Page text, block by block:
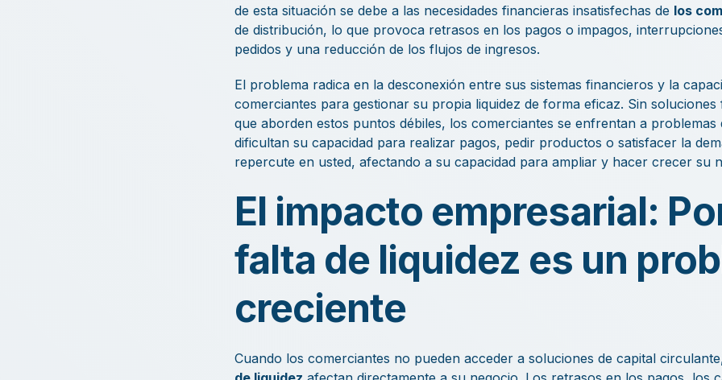
de esta situación se debe a las necesidades financieras insatisfechas de los
de distribución, lo que provoca retrasos en los pagos o impagos,
pedidos y una reducción de los flujos de ingresos.
El problema radica en la desconexión entre sus sistemas financieros y la
comerciantes para gestionar su propia liquidez de forma eficaz. Sin soluciones
que aborden estos puntos débiles, los comerciantes se enfrentan a problemas
dificultan su capacidad para realizar pagos, pedir productos o satisfacer la
repercute en usted, afectando a su capacidad para ampliar y hacer crecer su
El impacto empresarial:
falta de liquidez es un
creciente
Cuando los comerciantes no pueden acceder a soluciones de capital